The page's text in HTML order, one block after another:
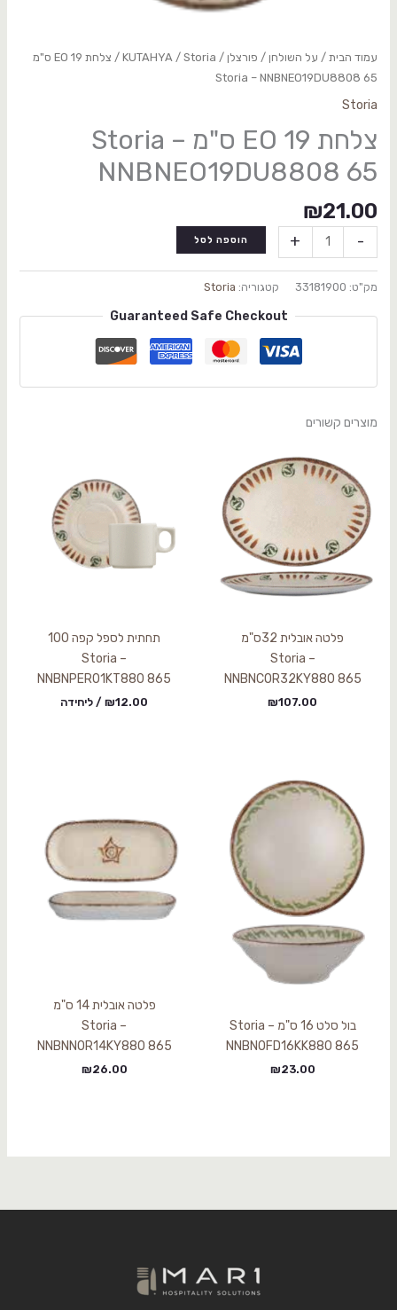
עמוד הבית/ על השולחן / פורצלן /
KUTAHYA /Storia
/ צלחת EO 19 ס"מ
Storia – NNBNEO19DU8808 65
Storia
צלחת EO 19 ס"מ Storia –
NNBNEO19DU8808 65
₪21.00
-
+ הוספה לסל
מק"ט: 33181900 קטגוריה: Storia
Guaranteed Safe Checkout
מוצרים קשורים
פלטה אובלית 32ס"מ
Storia –
NNBNCOR32KY880 865
₪107.00
תחתית לספל קפה 100
Storia –
NNBNPER01KT880 865
₪12.00 / ליחידה
בול סלט 16 ס"מ Storia –
NNBNOFD16KK880 865
₪23.00
פלטה אובלית 14 ס"מ
Storia –
NNBNNOR14KY880 865
₪26.00